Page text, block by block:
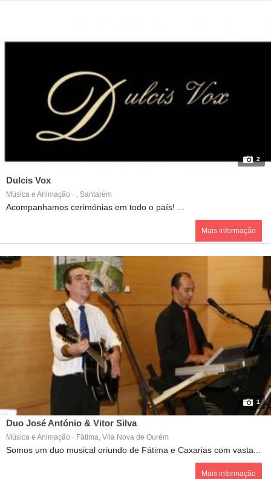
2
Dulcis Vox
Música e Animação · , Santarém
Acompanhamos cerimónias em todo o país! ...
Mais informação
1
Duo José António & Vitor Silva
Música e Animação · Fátima, Vila Nova de Ourém
Somos um duo musical oriundo de Fátima e Caxarias com vasta...
Mais informação